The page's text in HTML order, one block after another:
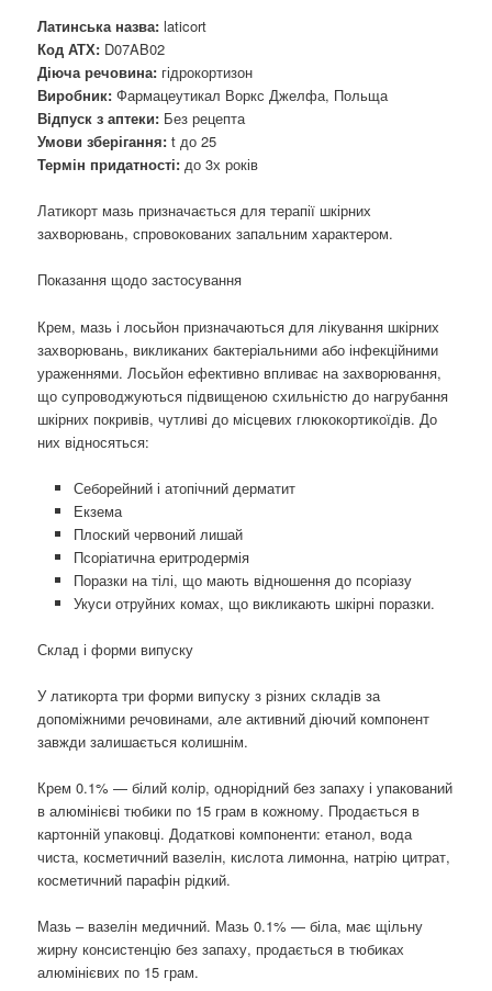
Латинська назва:laticort
Код АТХ: D07AB02
Діюча речовина: гідрокортизон
Виробник:Фармацеутикал Воркс Джелфа, Польща
Відпуск з аптеки: Без рецепта
Умови зберігання:t до 25
Термін придатності:до 3х років
Латикорт мазь призначається для терапії шкірних
захворювань, спровокованих запальним характером.
Показання щодо застосування
Крем, мазь і лосьйон призначаються для лікування шкірних
захворювань, викликаних бактеріальними або інфекційними
ураженнями. Лосьйон ефективно впливає на захворювання,
що супроводжуються підвищеною схильністю до нагрубання
шкірних покривів, чутливі до місцевих глюкокортикоїдів. До
них відносяться:
Себорейний і атопічний дерматит
Екзема
Плоский червоний лишай
Псоріатична еритродермія
Поразки на тілі, що мають відношення до псоріазу
Укуси отруйних комах, що викликають шкірні поразки.
Склад і форми випуску
У латикорта три форми випуску з різних складів за
допоміжними речовинами, але активний діючий компонент
завжди залишається колишнім.
Крем 0.1% — білий колір, однорідний без запаху і упакований
в алюмінієві тюбики по 15 грам в кожному. Продається в
картонній упаковці. Додаткові компоненти: етанол, вода
чиста, косметичний вазелін, кислота лимонна, натрію цитрат,
косметичний парафін рідкий.
Мазь – вазелін медичний. Мазь 0.1% — біла, має щільну
жирну консистенцію без запаху, продається в тюбиках
алюмінієвих по 15 грам.